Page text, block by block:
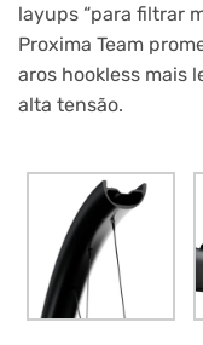
layups “para filtrar
Proxima Team
aros hookless mais
alta tensão.